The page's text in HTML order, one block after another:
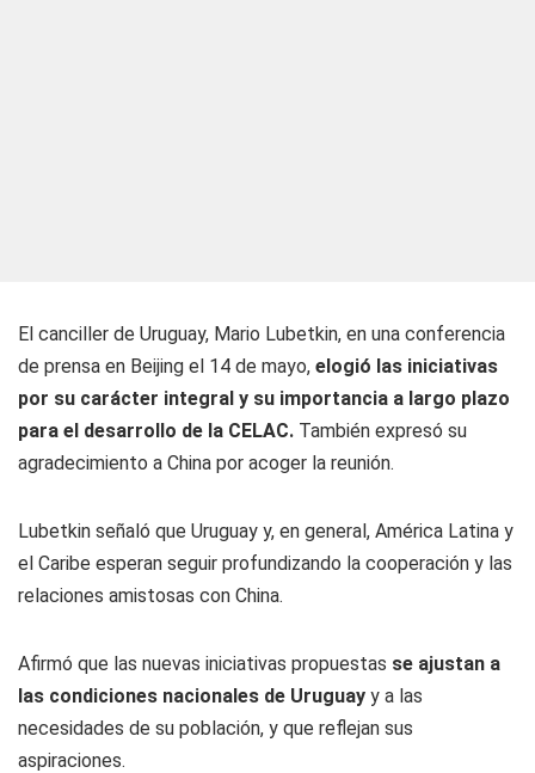
El canciller de Uruguay, Mario Lubetkin, en una conferencia
de prensa en Beijing el 14 de mayo, elogió las iniciativas
por su carácter integral y su importancia a largo plazo
para el desarrollo de la CELAC. También expresó su
agradecimiento a China por acoger la reunión.
Lubetkin señaló que Uruguay y, en general, América Latina y
el Caribe esperan seguir profundizando la cooperación y las
relaciones amistosas con China.
Afirmó que las nuevas iniciativas propuestas se ajustan a
las condiciones nacionales de Uruguay y a las
necesidades de su población, y que reflejan sus
aspiraciones.